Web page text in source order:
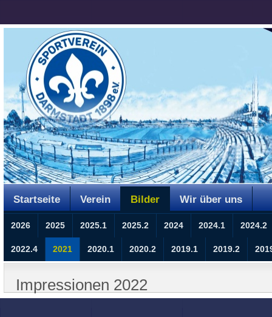
Startseite Verein Bilder Wir über uns
2026 2025 2025.1 2025.2 2024 2024.1 2024.2
2022.4 2021 2020.1 2020.2 2019.1 2019.2
Impressionen 2022